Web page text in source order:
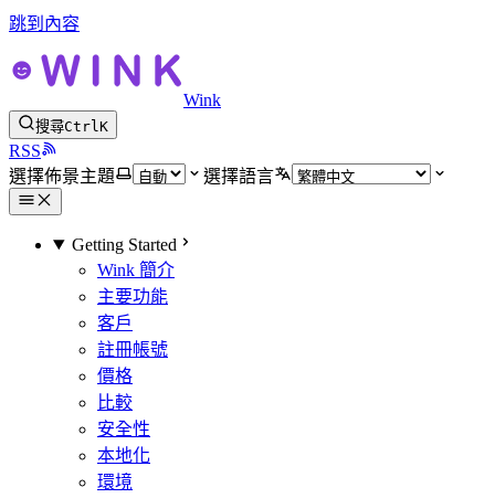
跳到內容
Wink
搜尋CtrlK
RSS
選擇佈景主題
選擇語言
Getting Started
Wink 簡介
主要功能
客戶
註冊帳號
價格
比較
安全性
本地化
環境